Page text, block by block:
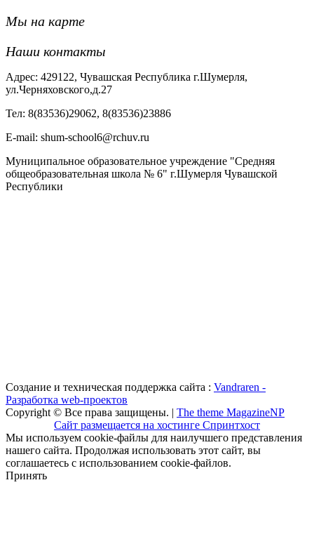
Мы на карте
Наши контакты
Адрес: 429122, Чувашская Республика г.Шумерля,
ул.Черняховского,д.27
Тел: 8(83536)29062, 8(83536)23886
Е-mail: shum-school6@rchuv.ru
Муниципальное образовательное учреждение "Средняя
общеобразовательная школа № 6" г.Шумерля Чувашской
Республики
Создание и техническая поддержка сайта : Vandraren -
Разработка web-проектов
Copyright © Все права защищены. | The theme MagazineNP
Сайт размещается на хостинге Спринтхост
Мы используем cookie-файлы для наилучшего представления
нашего сайта. Продолжая использовать этот сайт, вы
соглашаетесь с использованием cookie-файлов.
Принять